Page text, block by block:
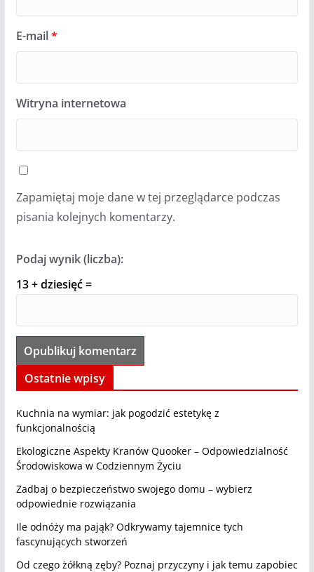
E-mail*
Witryna internetowa
Zapamiętaj moje dane w tej przeglądarce podczas
pisania kolejnych komentarzy.
Podaj wynik (liczba):
13 + dziesięć =
Ostatnie wpisy
Kuchnia na wymiar: jak pogodzić estetykę z
funkcjonalnością
Ekologiczne Aspekty Kranów Quooker – Odpowiedzialność
Środowiskowa w Codziennym Życiu
Zadbaj o bezpieczeństwo swojego domu – wybierz
odpowiednie rozwiązania
Ile odnóży ma pająk? Odkrywamy tajemnice tych
fascynujących stworzeń
Od czego żółkną zęby? Poznaj przyczyny i jak temu zapobiec